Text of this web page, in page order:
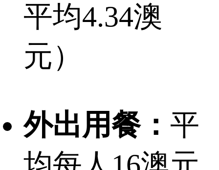
平均4.34澳
元）
外出用餐： 平